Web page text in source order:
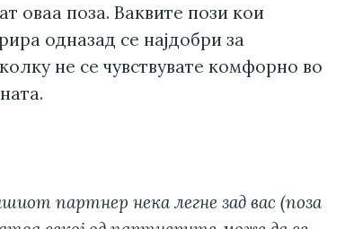
оваа поза. Ваквите пози кои
одназад се најдобри за
не се чувствувате комфорно во
партнер нека легне зад вас (поза